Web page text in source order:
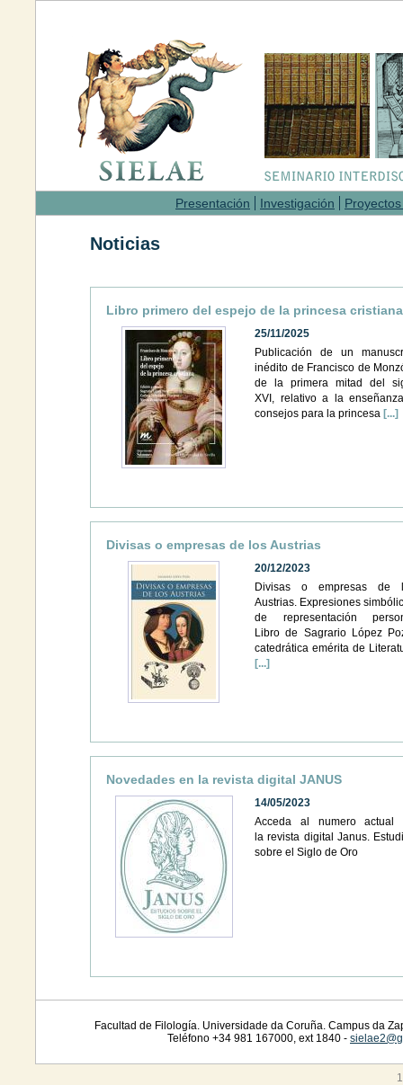
Presentación Investigación
Noticias
Libro primero del espejo de la princesa cristiana
25/11/2025
Publicación de un
inédito de Francisco de
de la primera mitad del
XVI, relativo a la
consejos para la princesa [...]
Divisas o empresas de los Austrias
20/12/2023
Divisas o empresas de
Austrias. Expresiones
de representación
Libro de Sagrario López
catedrática emérita de
[...]
Novedades en la revista digital JANUS
14/05/2023
Acceda al numero actual
la revista digital Janus.
sobre el Siglo de Oro
Facultad de Filología. Universidade da Coruña. Campus da
Teléfono +34 981 167000, ext 1840 -